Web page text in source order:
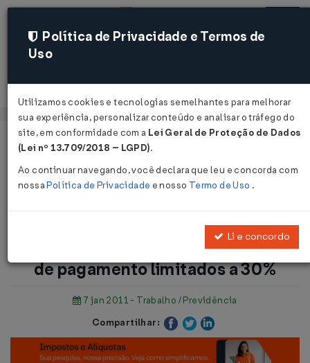
Acessar
Página Inicial
Notícias
30% ...
Voltar
Empréstimos: descontos em folha
de pagamento limitados a 30%
7 jan 2011 - Trabalho / Previdência
Compartilhar:
Política de Privacidade e Termos de
Uso
Utilizamos cookies e tecnologias semelhantes para melhorar
sua experiência, personalizar conteúdo e analisar o tráfego do
site, em conformidade com a Lei Geral de Proteção de Dados
(Lei nº 13.709/2018 – LGPD).
Ao continuar navegando, você declara que leu e concorda com
nossaPolítica de Privacidade e nosso Termo de Uso .
Li e concordo